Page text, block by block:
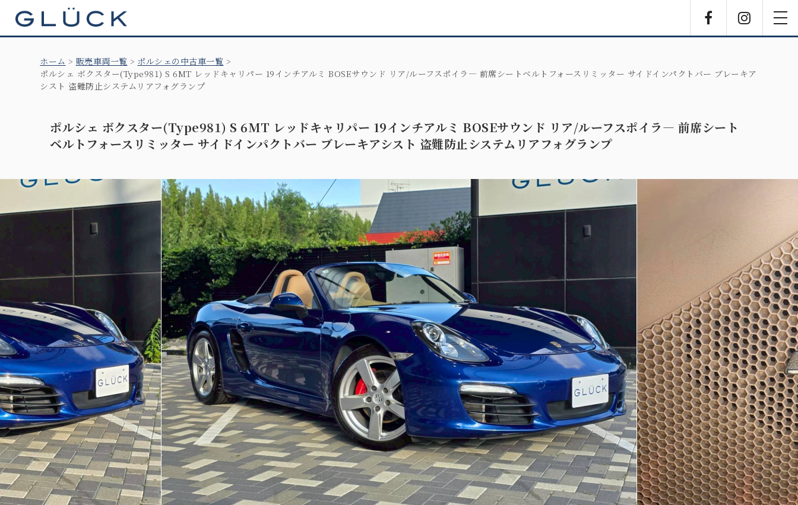
ホーム 販売車両一覧
ポルシェの中古車一覧
ポルシェ ボクスター(Type981) S 6MT レッドキャリパー 19インチアルミ BOSEサウンド リア/ルーフスポイラ― 前席シートベルトフォースリミッター サイドインパクトバー ブレーキア
シスト 盗難防止システムリアフォグランプ
ポルシェ ボクスター(Type981) S 6MT レッドキャリパー 19インチアルミ BOSEサウンド リア/ルーフスポイラ― 前席シート
ベルトフォースリミッター サイドインパクトバー ブレーキアシスト 盗難防止システムリアフォグランプ